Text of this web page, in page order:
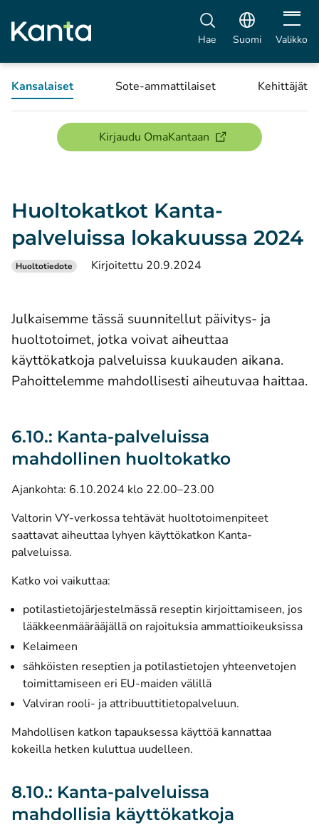
Hae Suomi Avaa
Valikko
Kansalaiset Sote-ammattilaiset Kehittäjät
Kirjaudu OmaKantaan(avautuu uuteen
Huoltokatkot Kanta-
palveluissa lokakuussa 2024
Huoltotiedote Kirjoitettu 20.9.2024
Julkaisemme tässä suunnitellut päivitys- ja
huoltotoimet, jotka voivat aiheuttaa
käyttökatkoja palveluissa kuukauden aikana.
Pahoittelemme mahdollisesti aiheutuvaa haittaa.
6.10.: Kanta-palveluissa
mahdollinen huoltokatko
Ajankohta: 6.10.2024 klo 22.00–23.00
Valtorin VY-verkossa tehtävät huoltotoimenpiteet
saattavat aiheuttaa lyhyen käyttökatkon Kanta-
palveluissa.
Katko voi vaikuttaa:
potilastietojärjestelmässä reseptin kirjoittamiseen, jos
lääkkeenmäärääjällä on rajoituksia ammattioikeuksissa
Kelaimeen
sähköisten reseptien ja potilastietojen yhteenvetojen
toimittamiseen eri EU-maiden välillä
Valviran rooli- ja attribuuttitietopalveluun.
Mahdollisen katkon tapauksessa käyttöä kannattaa
kokeilla hetken kuluttua uudelleen.
8.10.: Kanta-palveluissa
mahdollisia käyttökatkoja